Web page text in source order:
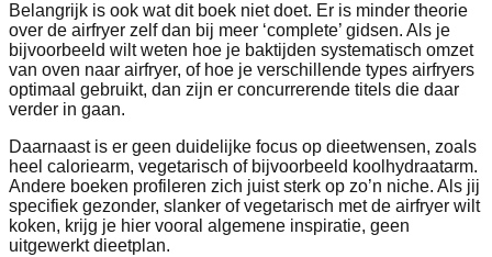
Belangrijk is ook wat dit boek niet doet. Er is minder theorie
over de airfryer zelf dan bij meer ‘complete’ gidsen. Als je
bijvoorbeeld wilt weten hoe je baktijden systematisch omzet
van oven naar airfryer, of hoe je verschillende types airfryers
optimaal gebruikt, dan zijn er concurrerende titels die daar
verder in gaan.
Daarnaast is er geen duidelijke focus op dieetwensen, zoals
heel caloriearm, vegetarisch of bijvoorbeeld koolhydraatarm.
Andere boeken profileren zich juist sterk op zo’n niche. Als jij
specifiek gezonder, slanker of vegetarisch met de airfryer wilt
koken, krijg je hier vooral algemene inspiratie, geen
uitgewerkt dieetplan.